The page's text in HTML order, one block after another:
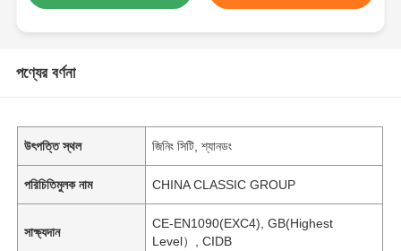
পণ্যের বর্ণনা
উৎপত্তি স্থল জিনিং সিটি, শ্যানডং
পরিচিতিমুলক নাম CHINA CLASSIC GROUP
সাক্ষ্যদান
CE-EN1090(EXC4), GB(Highest
Level）, CIDB